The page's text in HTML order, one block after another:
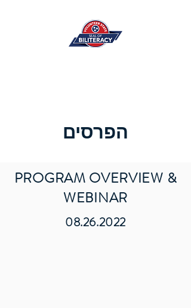
הפרסים
PROGRAM OVERVIEW &
WEBINAR
08.26.2022